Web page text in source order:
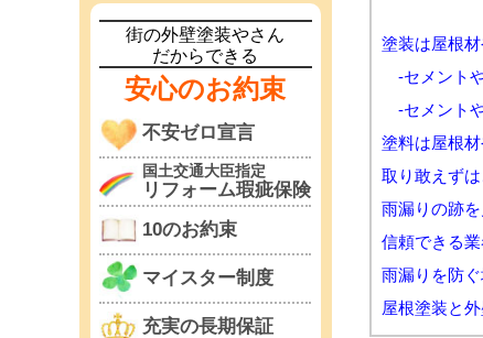
塗装は屋根
-セメント
-セメント
塗料は屋根
取り敢えず
雨漏りの跡
信頼できる
雨漏りを防
屋根塗装と
街の外壁塗装やさん
だからできる
安心のお約束
不安ゼロ宣言
国土交通大臣指定
リフォーム瑕疵保険
10のお約束
マイスター制度
充実の長期保証